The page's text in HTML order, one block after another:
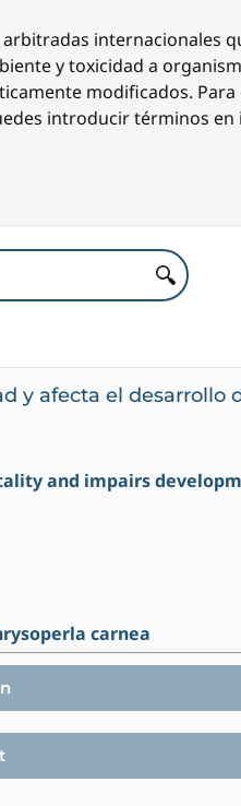
internacionales
y toxicidad a
modificados.
introducir términos
y afecta el desarrollo
and impairs
carnea